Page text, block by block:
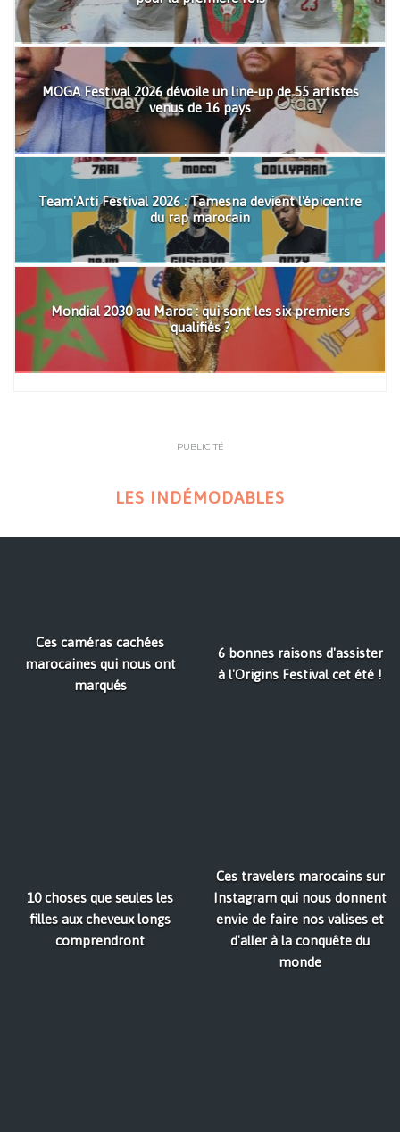
MOGA Festival 2026 dévoile un line-up de 55 artistes
venus de 16 pays
Team'Arti Festival 2026 : Tamesna devient l'épicentre
du rap marocain
Mondial 2030 au Maroc : qui sont les six premiers
qualifiés ?
PUBLICITÉ
LES INDÉMODABLES
Ces caméras cachées
marocaines qui nous ont
marqués
6 bonnes raisons d'assister
à l'Origins Festival cet été !
10 choses que seules les
filles aux cheveux longs
comprendront
Ces travelers marocains sur
Instagram qui nous donnent
envie de faire nos valises et
d'aller à la conquête du
monde